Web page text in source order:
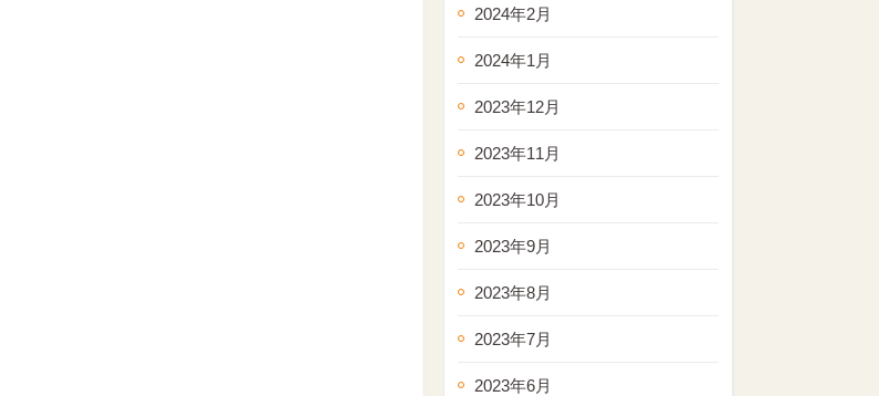
2024年2月
2024年1月
2023年12月
2023年11月
2023年10月
2023年9月
2023年8月
2023年7月
2023年6月